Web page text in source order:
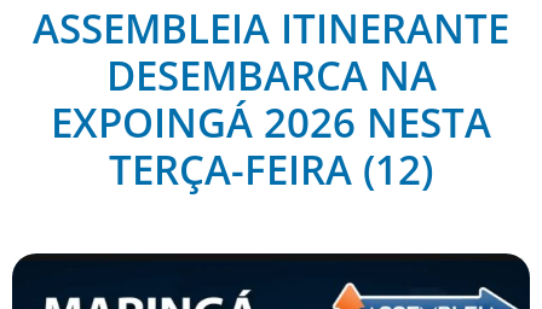
ASSEMBLEIA ITINERANTE
DESEMBARCA NA
EXPOINGÁ 2026 NESTA
TERÇA-FEIRA (12)